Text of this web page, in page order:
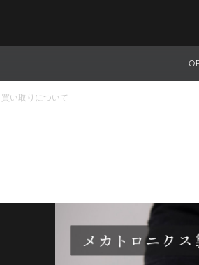
買い取りについて